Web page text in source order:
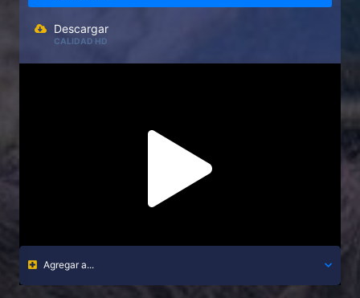
Descargar
CALIDAD HD
Agregar a...